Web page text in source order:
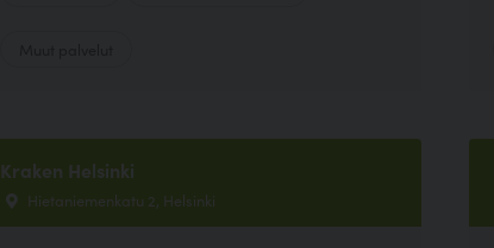
Kraken Helsinki
Hietaniemenkatu 2, Helsinki